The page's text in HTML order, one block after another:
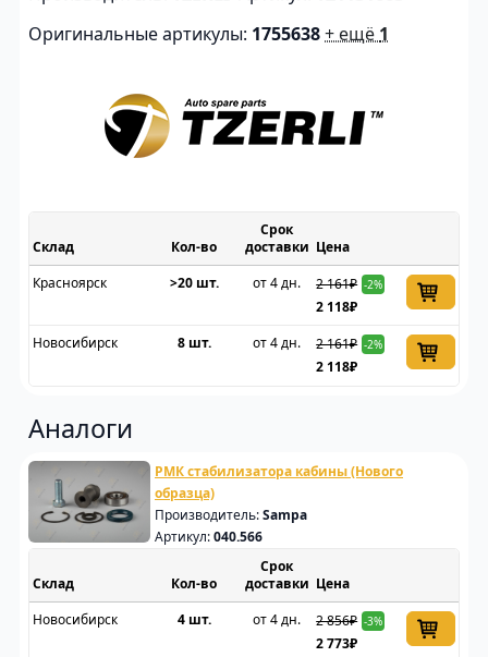
Оригинальные артикулы: 1755638+ ещё 1
Склад
Срок
доставки Цена
Красноярск
>20 шт. от 4 дн. 2 161₽ -2%
2 118₽
Новосибирск
8 шт. от 4 дн. 2 161₽ -2%
2 118₽
Аналоги
РМК стабилизатора кабины (Нового
образца)
Производитель:Sampa
Артикул:040.566
Склад
Срок
доставки Цена
Новосибирск
4 шт. от 4 дн. 2 856₽ -3%
2 773₽